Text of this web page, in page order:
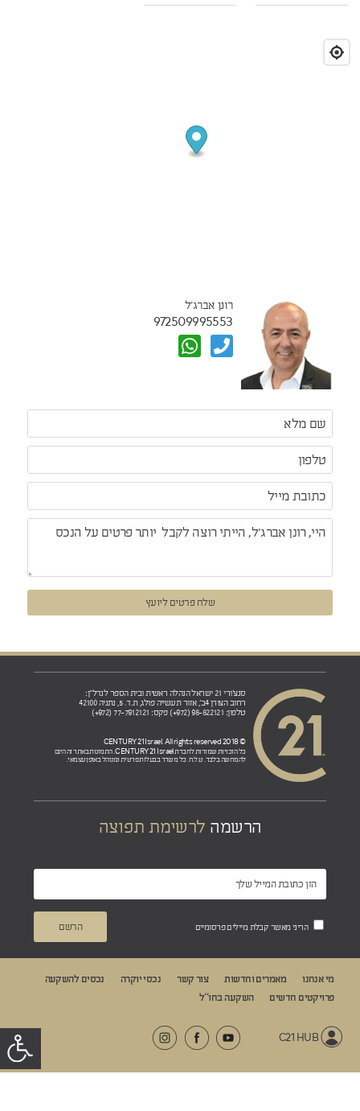
רונן אברג'ל
972509995553
שלח פרטים ליועץ
סנצ'ורי 21 ישראל הנהלה ראשית ובית הספר לנדל"ן:
רחוב הצורן 4ב', אזור תעשייה פולג, ת.ד. 5, נתניה 42100
טלפון: 98-822121 (972+) פקס: 77-7912121 (972+)
© 2018 CENTURY 21 Israel. All rights reserved
כל הזכויות שמורות לחברתCENTURY 21 Israel. התמונות באתר זה הינם
להמחשה בלבד. ט.ל.ח. כל משרד בבעלות פרטית ומנוהל באופן עצמאי.
הרשמה לרשימת תפוצה
הריני מאשר קבלת מיילים פרסומיים
מי אנחנו מאמרים וחדשות צור קשר נכסי יוקרה
נכסים להשקעה
פרויקטים חדשים
השקעה בחו“ל
C21 HUB